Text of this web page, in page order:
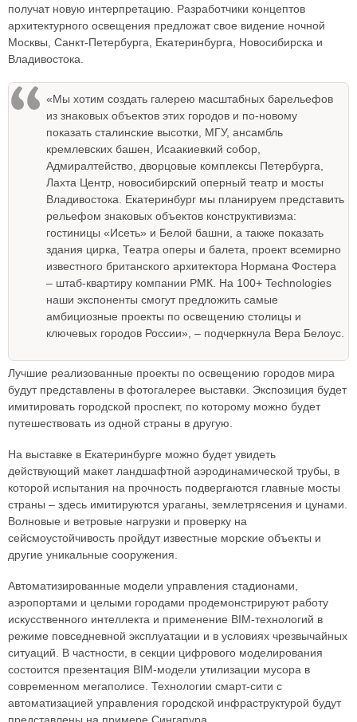
получат новую интерпретацию. Разработчики концептов
архитектурного освещения предложат свое видение ночной
Москвы, Санкт-Петербурга, Екатеринбурга, Новосибирска и
Владивостока.
«Мы хотим создать галерею масштабных барельефов
из знаковых объектов этих городов и по-новому
показать сталинские высотки, МГУ, ансамбль
кремлевских башен, Исаакиевкий собор,
Адмиралтейство, дворцовые комплексы Петербурга,
Лахта Центр, новосибирский оперный театр и мосты
Владивостока. Екатеринбург мы планируем представить
рельефом знаковых объектов конструктивизма:
гостиницы «Исеть» и Белой башни, а также показать
здания цирка, Театра оперы и балета, проект всемирно
известного британского архитектора Нормана Фостера
– штаб-квартиру компании РМК. На 100+ Technologies
наши экспоненты смогут предложить самые
амбициозные проекты по освещению столицы и
ключевых городов России», – подчеркнула Вера Белоус.
Лучшие реализованные проекты по освещению городов мира
будут представлены в фотогалерее выставки. Экспозиция будет
имитировать городской проспект, по которому можно будет
путешествовать из одной страны в другую.
На выставке в Екатеринбурге можно будет увидеть
действующий макет ландшафтной аэродинамической трубы, в
которой испытания на прочность подвергаются главные мосты
страны – здесь имитируются ураганы, землетрясения и цунами.
Волновые и ветровые нагрузки и проверку на
сейсмоустойчивость пройдут известные морские объекты и
другие уникальные сооружения.
Автоматизированные модели управления стадионами,
аэропортами и целыми городами продемонстрируют работу
искусственного интеллекта и применение BIM-технологий в
режиме повседневной эксплуатации и в условиях чрезвычайных
ситуаций. В частности, в секции цифрового моделирования
состоится презентация BIM-модели утилизации мусора в
современном мегаполисе. Технологии смарт-сити с
автоматизацией управления городской инфраструктурой будут